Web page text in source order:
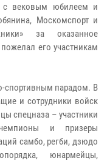
с вековым юбилеем и
Москомспорт и
за оказанное
его участникам
спортивным парадом. В
и сотрудники войск
спецназа – участники
и призеры
самбо, регби, дзюдо
юнармейцы,